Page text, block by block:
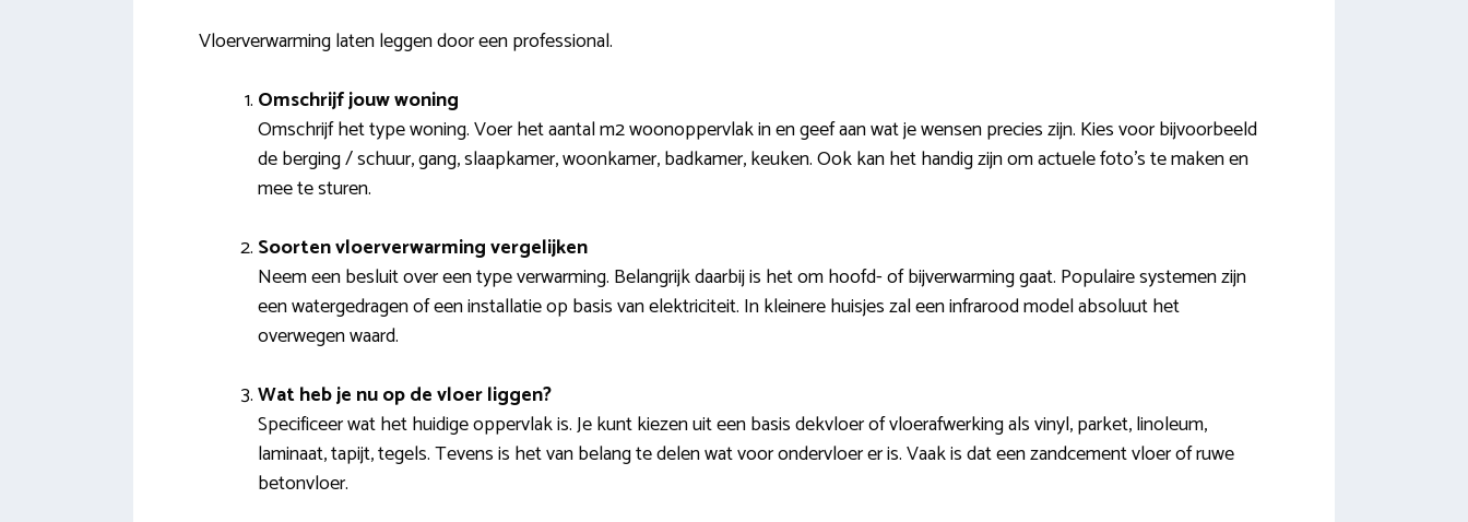
Vloerverwarming laten leggen door een professional.
Omschrijf jouw woning
Omschrijf het type woning. Voer het aantal m2 woonoppervlak in en geef aan wat je wensen precies zijn. Kies voor bijvoorbeeld
de berging / schuur, gang, slaapkamer, woonkamer, badkamer, keuken. Ook kan het handig zijn om actuele foto’s te maken en
mee te sturen.
Soorten vloerverwarming vergelijken
Neem een besluit over een type verwarming. Belangrijk daarbij is het om hoofd- of bijverwarming gaat. Populaire systemen zijn
een watergedragen of een installatie op basis van elektriciteit. In kleinere huisjes zal een infrarood model absoluut het
overwegen waard.
Wat heb je nu op de vloer liggen?
Specificeer wat het huidige oppervlak is. Je kunt kiezen uit een basis dekvloer of vloerafwerking als vinyl, parket, linoleum,
laminaat, tapijt, tegels. Tevens is het van belang te delen wat voor ondervloer er is. Vaak is dat een zandcement vloer of ruwe
betonvloer.